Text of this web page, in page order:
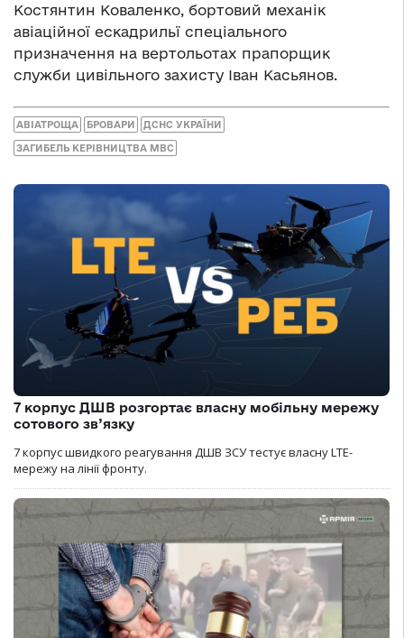
Костянтин Коваленко, бортовий механік
авіаційної ескадрильї спеціального
призначення на вертольотах прапорщик
служби цивільного захисту Іван Касьянов.
АВІАТРОЩА БРОВАРИ ДСНС УКРАЇНИ
ЗАГИБЕЛЬ КЕРІВНИЦТВА МВС
7 корпус ДШВ розгортає власну мобільну мережу
сотового зв’язку
7 корпус швидкого реагування ДШВ ЗСУ тестує власну LTE-
мережу на лінії фронту.